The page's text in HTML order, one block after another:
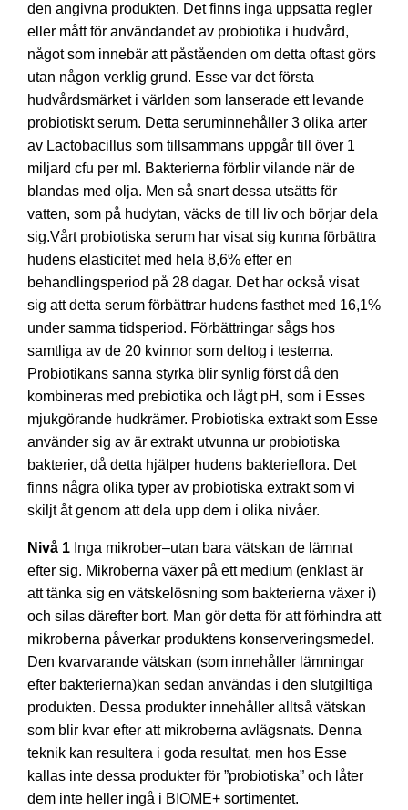
den angivna produkten. Det finns inga uppsatta regler
eller mått för användandet av probiotika i hudvård,
något som innebär att påståenden om detta oftast görs
utan någon verklig grund. Esse var det första
hudvårdsmärket i världen som lanserade ett levande
probiotiskt serum. Detta seruminnehåller 3 olika arter
av Lactobacillus som tillsammans uppgår till över 1
miljard cfu per ml. Bakterierna förblir vilande när de
blandas med olja. Men så snart dessa utsätts för
vatten, som på hudytan, väcks de till liv och börjar dela
sig.Vårt probiotiska serum har visat sig kunna förbättra
hudens elasticitet med hela 8,6% efter en
behandlingsperiod på 28 dagar. Det har också visat
sig att detta serum förbättrar hudens fasthet med 16,1%
under samma tidsperiod. Förbättringar sågs hos
samtliga av de 20 kvinnor som deltog i testerna.
Probiotikans sanna styrka blir synlig först då den
kombineras med prebiotika och lågt pH, som i Esses
mjukgörande hudkrämer. Probiotiska extrakt som Esse
använder sig av är extrakt utvunna ur probiotiska
bakterier, då detta hjälper hudens bakterieflora. Det
finns några olika typer av probiotiska extrakt som vi
skiljt åt genom att dela upp dem i olika nivåer.
Nivå 1 Inga mikrober–utan bara vätskan de lämnat
efter sig. Mikroberna växer på ett medium (enklast är
att tänka sig en vätskelösning som bakterierna växer i)
och silas därefter bort. Man gör detta för att förhindra att
mikroberna påverkar produktens konserveringsmedel.
Den kvarvarande vätskan (som innehåller lämningar
efter bakterierna)kan sedan användas i den slutgiltiga
produkten. Dessa produkter innehåller alltså vätskan
som blir kvar efter att mikroberna avlägsnats. Denna
teknik kan resultera i goda resultat, men hos Esse
kallas inte dessa produkter för ”probiotiska” och låter
dem inte heller ingå i BIOME+ sortimentet.